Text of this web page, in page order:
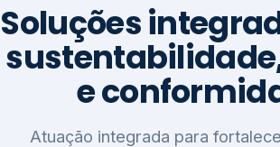
Soluções
e
Atuação integrada para